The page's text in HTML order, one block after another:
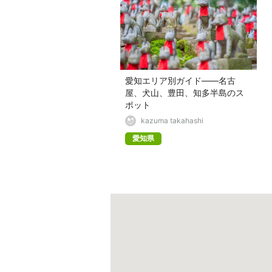
愛知エリア別ガイド——名古
屋、犬山、豊田、知多半島のス
ポット
kazuma takahashi
愛知県